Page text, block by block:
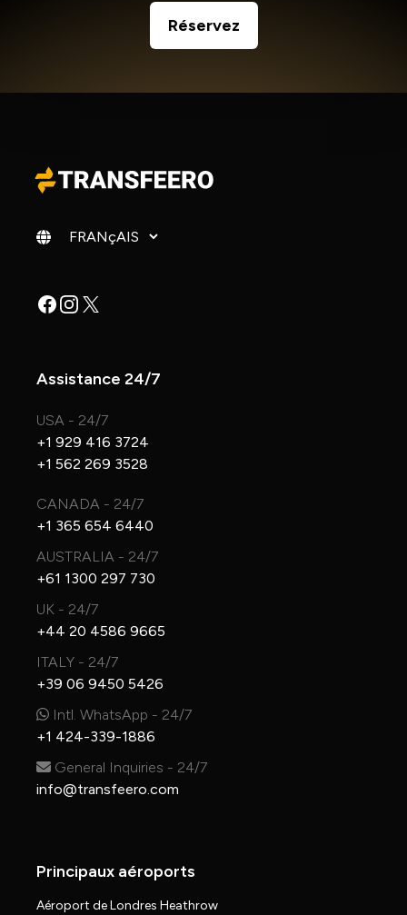
Réservez
Changer de langue
Facebook
Instagram
X
Assistance 24/7
USA - 24/7
+1 929 416 3724
+1 562 269 3528
CANADA - 24/7
+1 365 654 6440
AUSTRALIA - 24/7
+61 1300 297 730
UK - 24/7
+44 20 4586 9665
ITALY - 24/7
+39 06 9450 5426
Intl. WhatsApp - 24/7
+1 424-339-1886
General Inquiries - 24/7
info@transfeero.com
Principaux aéroports
Aéroport de Londres Heathrow